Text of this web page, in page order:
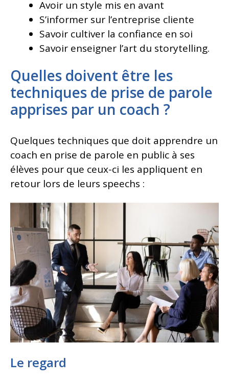
Avoir un style mis en avant
S’informer sur l’entreprise cliente
Savoir cultiver la confiance en soi
Savoir enseigner l’art du storytelling.
Quelles doivent être les
techniques de prise de parole
apprises par un coach ?
Quelques techniques que doit apprendre un
coach en prise de parole en public à ses
élèves pour que ceux-ci les appliquent en
retour lors de leurs speechs :
Le regard